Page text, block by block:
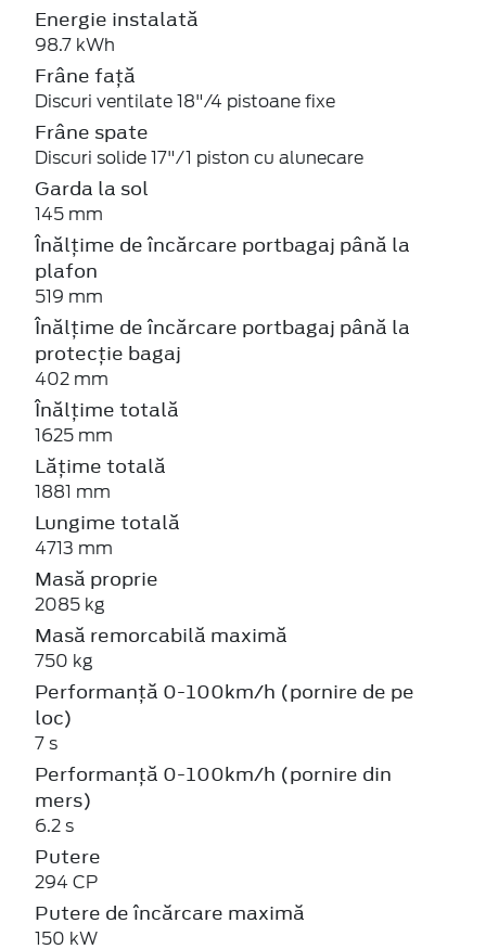
Energie instalată
98.7 kWh
Frâne față
Discuri ventilate 18"/4 pistoane fixe
Frâne spate
Discuri solide 17"/1 piston cu alunecare
Garda la sol
145 mm
Înălțime de încărcare portbagaj până la
plafon
519 mm
Înălțime de încărcare portbagaj până la
protecție bagaj
402 mm
Înălțime totală
1625 mm
Lățime totală
1881 mm
Lungime totală
4713 mm
Masă proprie
2085 kg
Masă remorcabilă maximă
750 kg
Performanță 0-100km/h (pornire de pe
loc)
7 s
Performanță 0-100km/h (pornire din
mers)
6.2 s
Putere
294 CP
Putere de încărcare maximă
150 kW